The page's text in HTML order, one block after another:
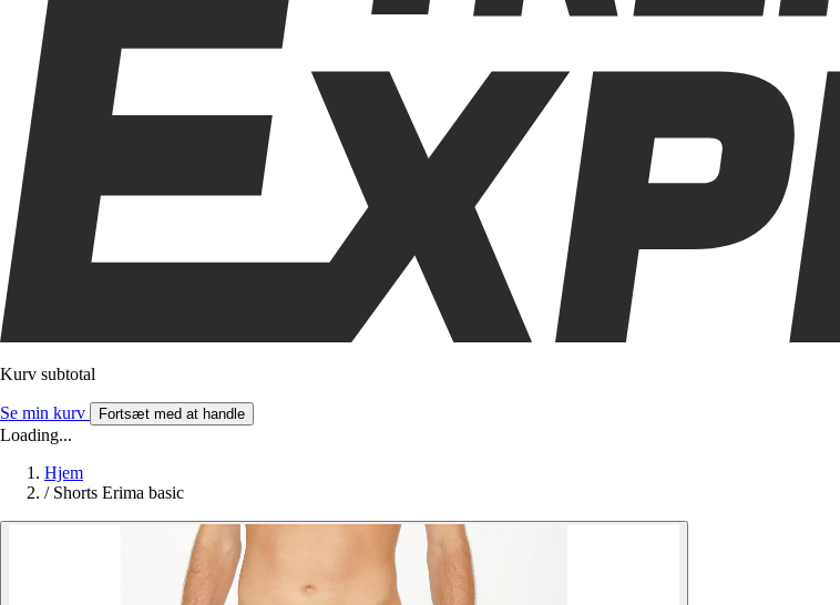
Kurv subtotal
Se min kurv Fortsæt med at handle
Loading...
Hjem
/ Shorts Erima basic